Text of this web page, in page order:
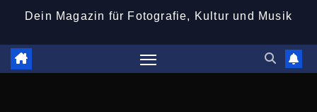
Dein Magazin für Fotografie, Kultur und Musik